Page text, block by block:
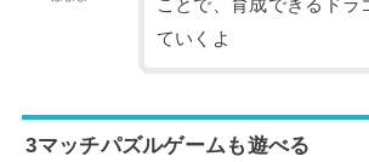
ことで、育成できるドラ
ていくよ
3マッチパズルゲームも遊べる